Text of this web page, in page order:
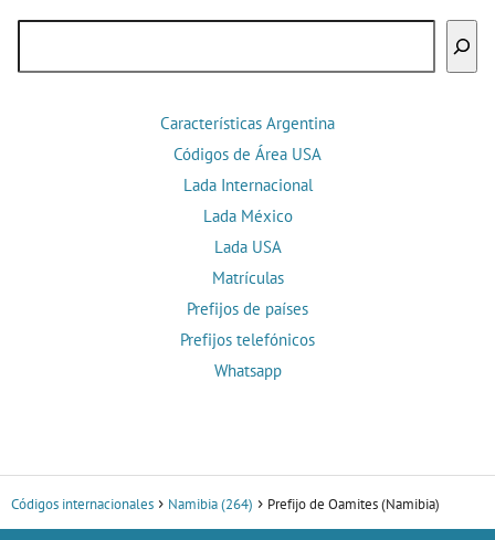
Características Argentina
Códigos de Área USA
Lada Internacional
Lada México
Lada USA
Matrículas
Prefijos de países
Prefijos telefónicos
Whatsapp
Códigos internacionales Namibia (264) Prefijo de Oamites (Namibia)